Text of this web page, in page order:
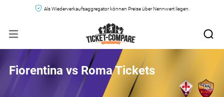
Als Wiederverkaufsaggregator können Preise über Nennwert liegen.
Fiorentina vs Roma Tickets